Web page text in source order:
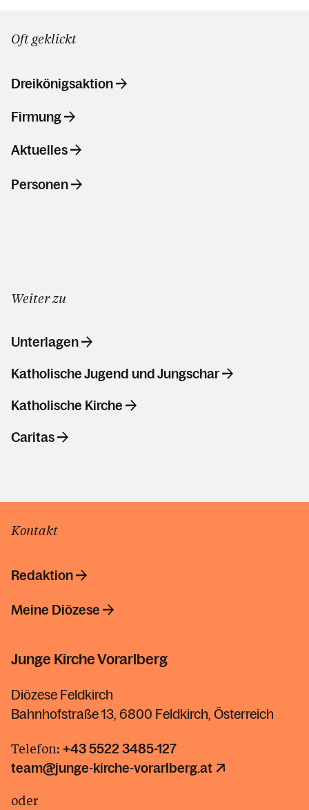
Oft geklickt
Dreikönigsaktion
Firmung
Aktuelles
Personen
Weiter zu
Unterlagen
Katholische Jugend und Jungschar
Katholische Kirche
Caritas
Kontakt
Redaktion
Meine Diözese
Junge Kirche Vorarlberg
Diözese Feldkirch
Bahnhofstraße 13, 6800 Feldkirch, Österreich
Telefon: +43 5522 3485-127
team@junge-kirche-vorarlberg.at
oder